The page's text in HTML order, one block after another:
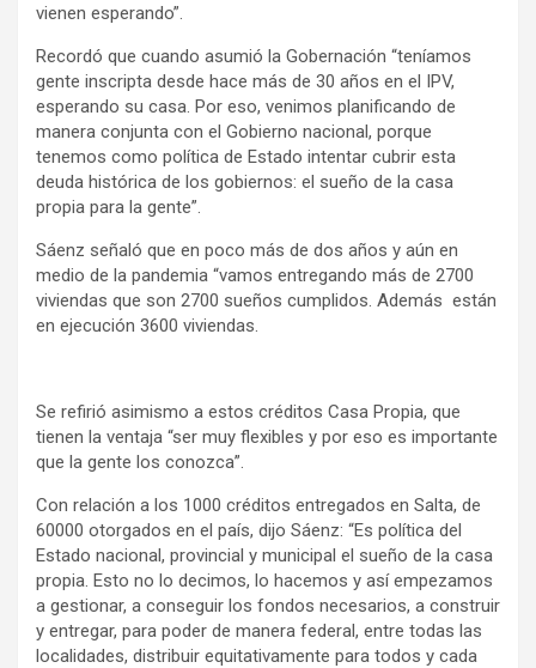
vienen esperando”.
Recordó que cuando asumió la Gobernación “teníamos
gente inscripta desde hace más de 30 años en el IPV,
esperando su casa. Por eso, venimos planificando de
manera conjunta con el Gobierno nacional, porque
tenemos como política de Estado intentar cubrir esta
deuda histórica de los gobiernos: el sueño de la casa
propia para la gente”.
Sáenz señaló que en poco más de dos años y aún en
medio de la pandemia “vamos entregando más de 2700
viviendas que son 2700 sueños cumplidos. Además están
en ejecución 3600 viviendas.
Se refirió asimismo a estos créditos Casa Propia, que
tienen la ventaja “ser muy flexibles y por eso es importante
que la gente los conozca”.
Con relación a los 1000 créditos entregados en Salta, de
60000 otorgados en el país, dijo Sáenz: “Es política del
Estado nacional, provincial y municipal el sueño de la casa
propia. Esto no lo decimos, lo hacemos y así empezamos
a gestionar, a conseguir los fondos necesarios, a construir
y entregar, para poder de manera federal, entre todas las
localidades, distribuir equitativamente para todos y cada